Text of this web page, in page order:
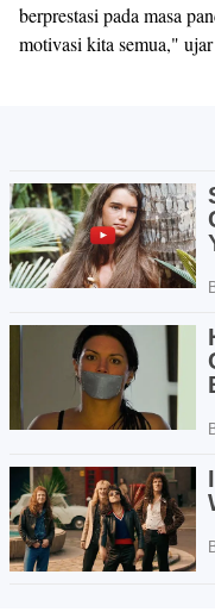
berprestasi pada masa
motivasi kita semua,"